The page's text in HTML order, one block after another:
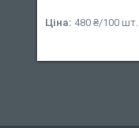
Ціна: 480 ₴/100 шт.